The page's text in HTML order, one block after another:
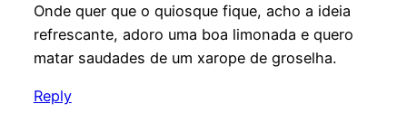
Onde quer que o quiosque fique, acho a ideia
refrescante, adoro uma boa limonada e quero
matar saudades de um xarope de groselha.
Reply